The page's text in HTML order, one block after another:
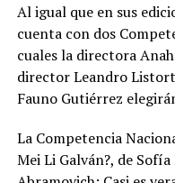
Al igual que en sus
cuenta con dos
cuales la directora
director Leandro
Fauno Gutiérrez
La Competencia
Mei Li Galván?, de